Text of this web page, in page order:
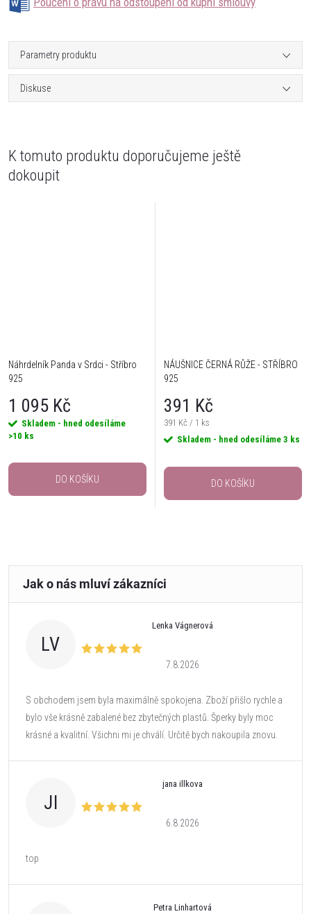
Parametry produktu
Diskuse
K tomuto produktu doporučujeme ještě
dokoupit
Náhrdelník Panda v Srdci - Stříbro
925
1 095 Kč
Skladem - hned odesíláme
>10 ks
DO KOŠÍKU
NÁUŠNICE ČERNÁ RŮŽE - STŘÍBRO
925
391 Kč
Měrná
cena:
391 Kč / 1 ks
Skladem - hned odesíláme 3 ks
DO KOŠÍKU
LV
Lenka Vágnerová
7.8.2026
S obchodem jsem byla maximálně spokojena. Zboží přišlo rychle a
bylo vše krásně zabalené bez zbytečných plastů. Šperky byly moc
krásné a kvalitní. Všichni mi je chválí. Určitě bych nakoupila znovu.
JI
jana illkova
6.8.2026
top
Petra Linhartová